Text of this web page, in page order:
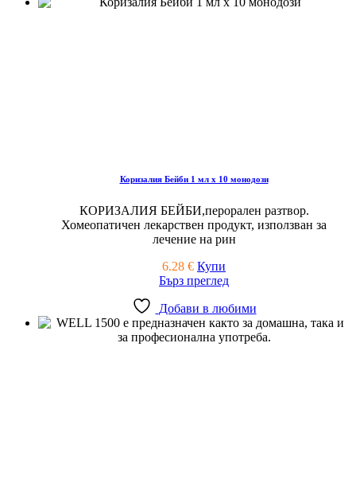
Коризалия Бейби 1 мл х 10 монодози
КОРИЗАЛИЯ БЕЙБИ,перорален разтвор.
Хомеопатичен лекарствен продукт, използван за
лечение на рин
6.28 € Купи
Бърз преглед
Добави в любими